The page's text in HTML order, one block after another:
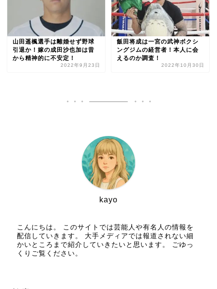
山田遥楓選手は離婚せず野球
引退か！嫁の成田沙也加は昔
から精神的に不安定！
2022年9月23日
飯田将成は一宮の武神ボクシ
ングジムの経営者！本人に会
えるのか調査！
2022年10月30日
kayo
こんにちは。 このサイトでは芸能人や有名人の情報を
配信していきます。 大手メディアでは報道されない細
かいところまで紹介していきたいと思います。 ごゆっ
くりご覧ください。